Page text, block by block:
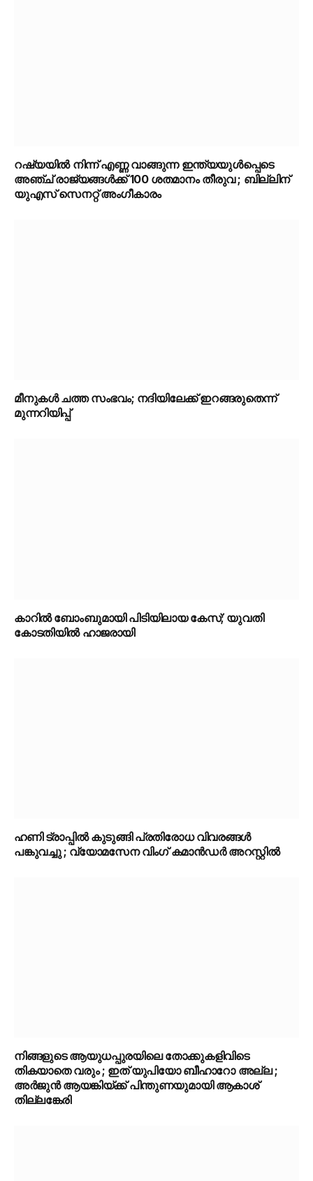
റഷ്യയിൽ നിന്ന് എണ്ണ വാങ്ങുന്ന ഇന്ത്യയുൾപ്പെടെ
അഞ്ച് രാജ്യങ്ങൾക്ക് 100 ശതമാനം തീരുവ ; ബില്ലിന്
യുഎസ് സെനറ്റ് അംഗീകാരം
മീനുകൾ ചത്ത സംഭവം; നദിയിലേക്ക് ഇറങ്ങരുതെന്ന്
മുന്നറിയിപ്പ്
കാറിൽ ബോംബുമായി പിടിയിലായ കേസ്; യുവതി
കോടതിയിൽ ഹാജരായി
ഹണി ട്രാപ്പിൽ കുടുങ്ങി പ്രതിരോധ വിവരങ്ങൾ
പങ്കുവച്ചു ; വ്യോമസേന വിംഗ് കമാൻഡർ അറസ്റ്റിൽ
നിങ്ങളുടെ ആയുധപ്പുരയിലെ തോക്കുകളിവിടെ
തികയാതെ വരും ; ഇത് യുപിയോ ബീഹാറോ അല്ല ;
അർജുൻ ആയങ്കിയ്ക്ക് പിന്തുണയുമായി ആകാശ്
തില്ലങ്കേരി